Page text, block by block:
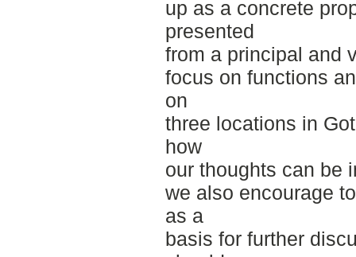
up as a concrete
presented
from a principal and
focus on functions
on
three locations in
how
our thoughts can be
we also encourage
as a
basis for further